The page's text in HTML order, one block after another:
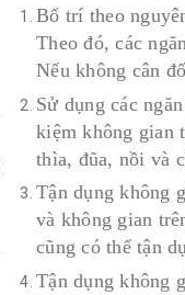
Bố trí theo
Theo đó, các
Nếu không cân
Sử dụng các
kiệm không gian
thìa, đũa, nồi và
Tận dụng không
và không gian
cũng có thể tận
Tận dụng không